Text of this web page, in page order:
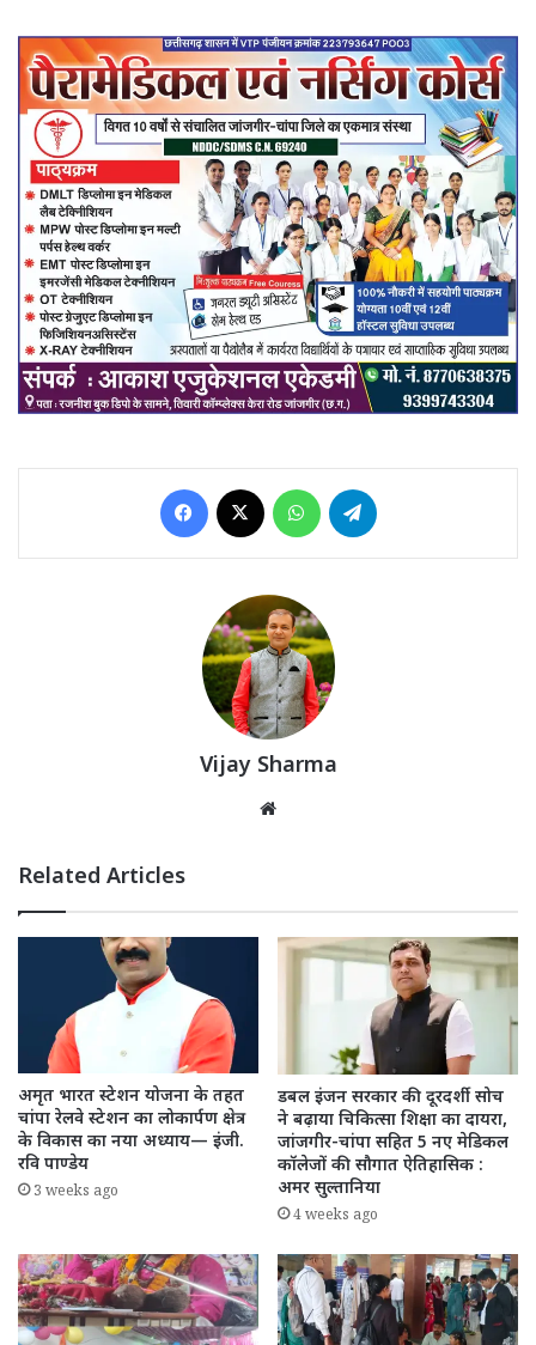
Facebook WhatsApp
Vijay Sharma
Related Articles
अमृत भारत स्टेशन योजना के तहत
चांपा रेलवे स्टेशन का लोकार्पण क्षेत्र
के विकास का नया अध्याय— इंजी.
रवि पाण्डेय
3 weeks ago
डबल इंजन सरकार की दूरदर्शी सोच
ने बढ़ाया चिकित्सा शिक्षा का दायरा,
जांजगीर-चांपा सहित 5 नए मेडिकल
कॉलेजों की सौगात ऐतिहासिक :
अमर सुल्तानिया
4 weeks ago